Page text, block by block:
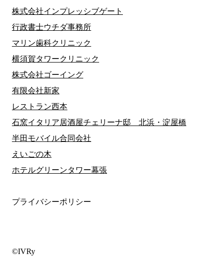
株式会社インプレッシブゲート
行政書士ウチダ事務所
マリン歯科クリニック
横須賀タワークリニック
株式会社ゴーイング
有限会社新家
レストラン西本
石窯イタリア居酒屋チェリーナ邸 北浜・淀屋橋
半田モバイル合同会社
えいごの木
ホテルグリーンタワー幕張
プライバシーポリシー
©IVRy